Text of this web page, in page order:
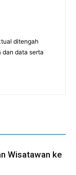
ditengah
data serta
Wisatawan ke